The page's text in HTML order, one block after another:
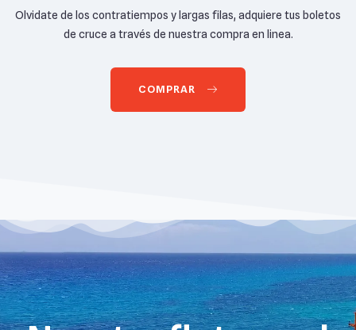
Olvidate de los contratiempos y largas filas, adquiere tus boletos
de cruce a través de nuestra compra en linea.
COMPRAR